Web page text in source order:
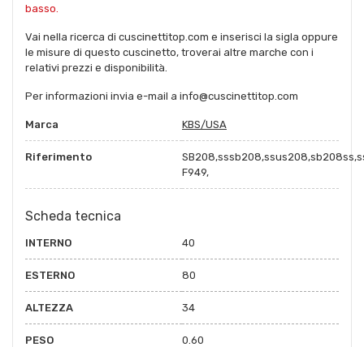
basso.
Vai nella ricerca di cuscinettitop.com e inserisci la sigla oppure
le misure di questo cuscinetto, troverai altre marche con i
relativi prezzi e disponibilità.
Per informazioni invia e-mail a info@cuscinettitop.com
Marca KBS/USA
Riferimento
F949,
Scheda tecnica
INTERNO 40
ESTERNO 80
ALTEZZA 34
PESO 0.60